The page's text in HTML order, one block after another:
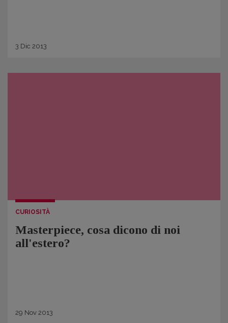
3 Dic 2013
CURIOSITÀ
Masterpiece, cosa dicono di noi
all'estero?
29 Nov 2013